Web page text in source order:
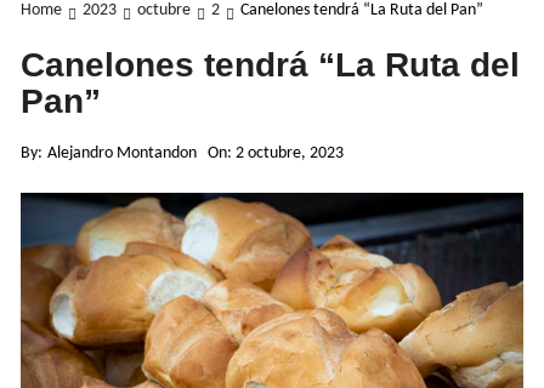
Home 2023 octubre 2 Canelones tendrá “La Ruta del Pan”
Canelones tendrá “La Ruta del
Pan”
By: Alejandro Montandon On:2 octubre, 2023